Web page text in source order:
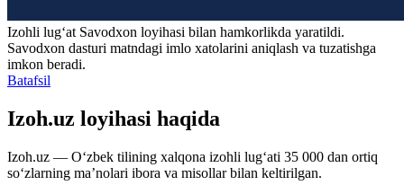
Izohli lugʻat Savodxon loyihasi bilan hamkorlikda yaratildi.
Savodxon dasturi matndagi imlo xatolarini aniqlash va tuzatishga
imkon beradi.
Batafsil
Izoh.uz loyihasi haqida
Izoh.uz — O‘zbek tilining xalqona izohli lug‘ati 35 000 dan ortiq
so‘zlarning ma’nolari ibora va misollar bilan keltirilgan.